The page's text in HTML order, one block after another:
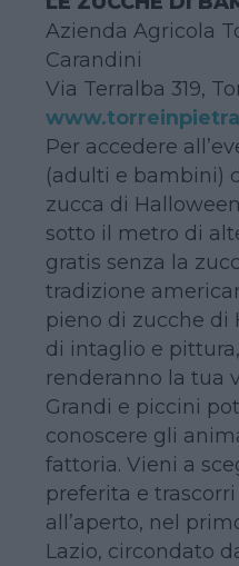
Azienda Agricola
Carandini
Via Terralba 319,
Per accedere
(adulti e bambini)
zucca di
sotto il metro di
gratis senza la
tradizione
pieno di zucche di
di intaglio e
renderanno la tua
Grandi e piccini
conoscere gli
fattoria. Vieni a
preferita e
all’aperto, nel
Lazio, circondato